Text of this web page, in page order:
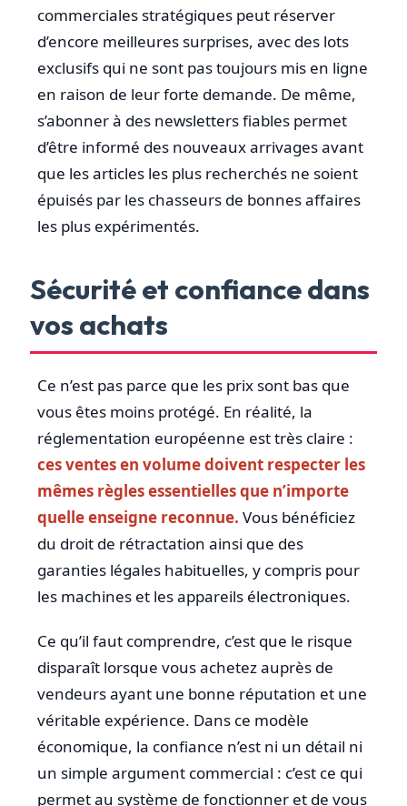
commerciales stratégiques peut réserver
d’encore meilleures surprises, avec des lots
exclusifs qui ne sont pas toujours mis en ligne
en raison de leur forte demande. De même,
s’abonner à des newsletters fiables permet
d’être informé des nouveaux arrivages avant
que les articles les plus recherchés ne soient
épuisés par les chasseurs de bonnes affaires
les plus expérimentés.
Sécurité et confiance dans
vos achats
Ce n’est pas parce que les prix sont bas que
vous êtes moins protégé. En réalité, la
réglementation européenne est très claire :
ces ventes en volume doivent respecter les
mêmes règles essentielles que n’importe
quelle enseigne reconnue. Vous bénéficiez
du droit de rétractation ainsi que des
garanties légales habituelles, y compris pour
les machines et les appareils électroniques.
Ce qu’il faut comprendre, c’est que le risque
disparaît lorsque vous achetez auprès de
vendeurs ayant une bonne réputation et une
véritable expérience. Dans ce modèle
économique, la confiance n’est ni un détail ni
un simple argument commercial : c’est ce qui
permet au système de fonctionner et de vous